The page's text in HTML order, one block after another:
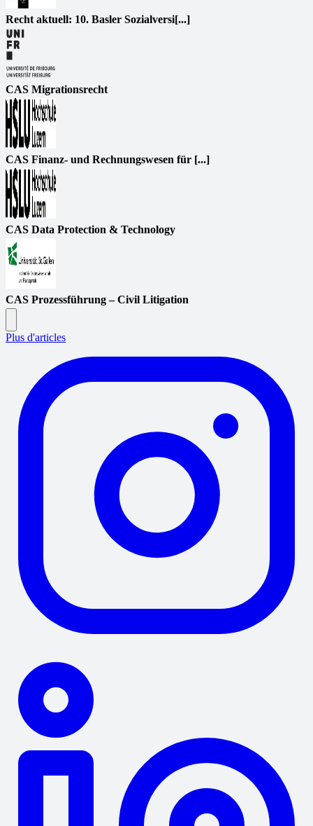
Recht aktuell: 10. Basler Sozialversi[...]
CAS Migrationsrecht
CAS Finanz- und Rechnungswesen für [...]
CAS Data Protection & Technology
CAS Prozessführung – Civil Litigation
Plus d'articles